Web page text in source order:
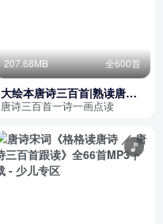
207.68MB 全600首
大绘本唐诗三百首|熟读唐诗
三百首|好词好句随时有
唐诗三百首一诗一画点读